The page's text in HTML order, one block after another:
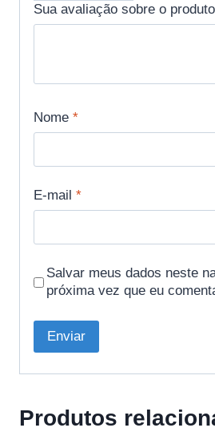
Sua avaliação sobre o produto
Nome *
E-mail *
Salvar meus dados neste
próxima vez que eu
Produtos